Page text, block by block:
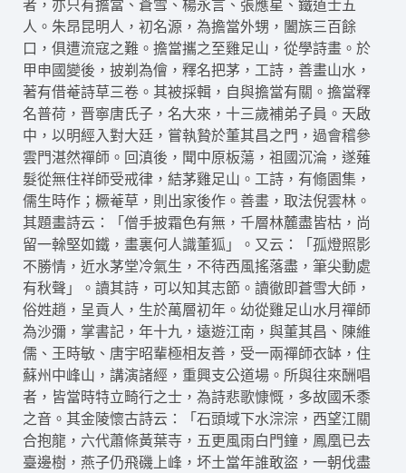
者，亦只有擔當、蒼雪、楊永言、張應星、鐵道士五
人。朱昂昆明人，初名源，為擔當外甥，闔族三百餘
口，俱遭流寇之難。擔當攜之至雞足山，從學詩畫。於
甲申國變後，披剃為儈，釋名把茅，工詩，善畫山水，
著有借菴詩草三卷。其被採輯，自與擔當有關。擔當釋
名普荷，晋寧唐氏子，名大來，十三歲補弟子員。天啟
中，以明經入對大廷，嘗執贄於董其昌之門，過會稽參
雲門湛然禪師。回滇後，聞中原板蕩，祖國沉淪，遂薙
髮從無住祥師受戒律，結茅雞足山。工詩，有翛園集，
儒生時作；橛菴草，則出家後作。善畫，取法倪雲林。
其題畫詩云：「僧手披霜色有無，千層林麓盡皆枯，尚
留一榦堅如鐵，畫裏何人識董狐」。又云：「孤燈照影
不勝情，近水茅堂冷氣生，不待西風搖落盡，筆尖動處
有秋聲」。讀其詩，可以知其志節。讀徹即蒼雪大師，
俗姓趙，呈貢人，生於萬層初年。幼從雞足山水月禪師
為沙彌，掌書記，年十九，遠遊江南，與董其昌、陳維
儒、王時敏、唐宇昭輩極相友善，受一兩禪師衣缽，住
蘇州中峰山，講演諸經，重興支公道場。所與往來酬唱
者，皆當時特立畸行之士，為詩悲歌慷慨，多故國禾黍
之音。其金陵懷古詩云：「石頭域下水淙淙，西望江關
合抱龍，六代蕭條黃葉寺，五更風雨白門鐘，鳳凰已去
臺邊樹，燕子仍飛磯上峰，坏土當年誰敢盜，一朝伐盡